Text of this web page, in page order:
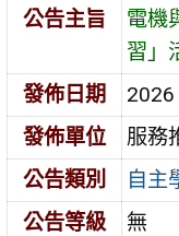
公告主旨
電機
習」
發佈日期
2026
發佈單位
服務
公告類別
自主
公告等級
無